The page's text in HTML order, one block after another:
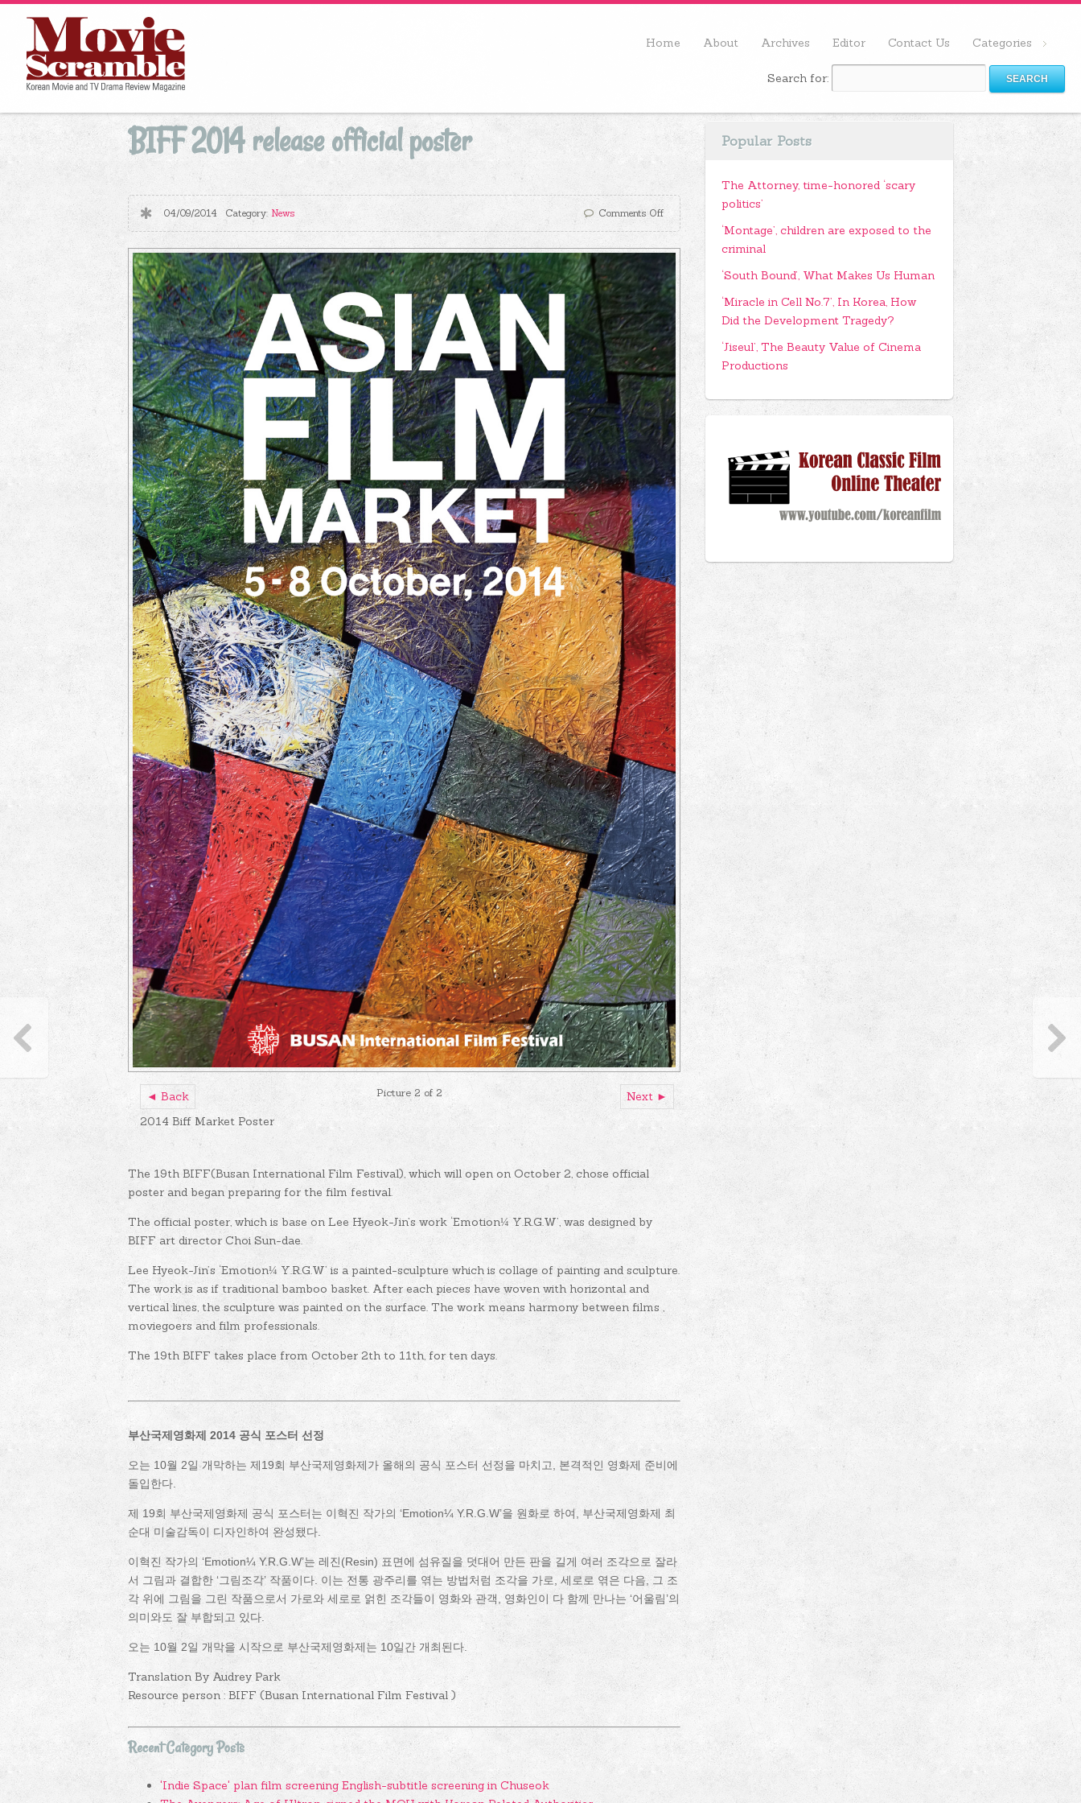
Home About Archives Editor Contact Us Categories
Search for:
BIFF 2014 release official poster
04/09/2014 Category: News Comments Off
◄ Back Next ►
Picture 2 of 2
2014 Biff Market Poster
The 19th BIFF(Busan International Film Festival), which will open on October 2, chose official
poster and began preparing for the film festival.
The official poster, which is base on Lee Hyeok-Jin’s work ‘Emotion¼ Y.R.G.W’, was designed by
BIFF art director Choi Sun-dae.
Lee Hyeok-Jin’s ‘Emotion¼ Y.R.G.W’ is a painted-sculpture which is collage of painting and sculpture.
The work is as if traditional bamboo basket. After each pieces have woven with horizontal and
vertical lines, the sculpture was painted on the surface. The work means harmony between films ,
moviegoers and film professionals.
The 19th BIFF takes place from October 2th to 11th, for ten days.
부산국제영화제 2014 공식 포스터 선정
오는 10월 2일 개막하는 제19회 부산국제영화제가 올해의 공식 포스터 선정을 마치고, 본격적인 영화제 준비에
돌입한다.
제 19회 부산국제영화제 공식 포스터는 이혁진 작가의 ‘Emotion¼ Y.R.G.W’을 원화로 하여, 부산국제영화제 최
순대 미술감독이 디자인하여 완성됐다.
이혁진 작가의 ‘Emotion¼ Y.R.G.W’는 레진(Resin) 표면에 섬유질을 덧대어 만든 판을 길게 여러 조각으로 잘라
서 그림과 결합한 ‘그림조각’ 작품이다. 이는 전통 광주리를 엮는 방법처럼 조각을 가로, 세로로 엮은 다음, 그 조
각 위에 그림을 그린 작품으로서 가로와 세로로 얽힌 조각들이 영화와 관객, 영화인이 다 함께 만나는 ‘어울림’의
의미와도 잘 부합되고 있다.
오는 10월 2일 개막을 시작으로 부산국제영화제는 10일간 개최된다.
Translation By Audrey Park
Resource person : BIFF (Busan International Film Festival )
Recent Category Posts
'Indie Space' plan film screening English-subtitle screening in Chuseok
Popular Posts
The Attorney, time-honored ‘scary
politics’
‘Montage’, children are exposed to the
criminal
‘South Bound’, What Makes Us Human
‘Miracle in Cell No.7’, In Korea, How
Did the Development Tragedy?
‘Jiseul’, The Beauty Value of Cinema
Productions